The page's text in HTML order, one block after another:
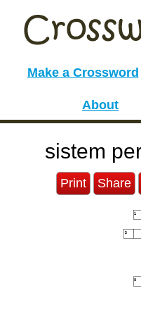
Make a Crossword
About
sistem
Print Share
1
3
8